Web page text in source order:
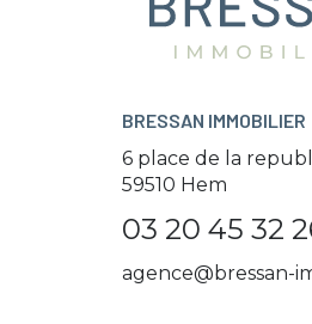
BRESSAN IMMOBILIER
6 place de la
59510 Hem
03 20 45 32
agence@bressan-